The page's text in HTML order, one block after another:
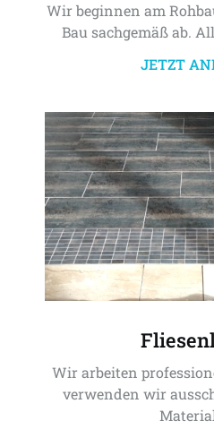
Wir beginnen am
Bau sachgemäß ab.
JETZT
Wir arbeiten
verwenden wir